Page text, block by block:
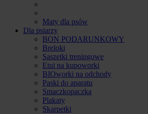
Maty dla psów
Dla psiarzy
BON PODARUNKOWY
Breloki
Saszetki treningowe
Etui na kupoworki
BIOworki na odchody
Paski do aparatu
Smaczkopaczka
Plakaty
Skarpetki